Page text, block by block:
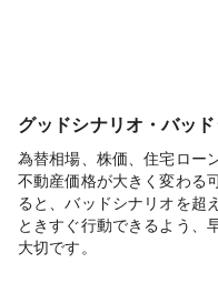
グッドシナリオ・バッ
為替相場、株価、住宅ロー
不動産価格が大きく変わる
ると、バッドシナリオを超
ときすぐ行動できるよう、
大切です。